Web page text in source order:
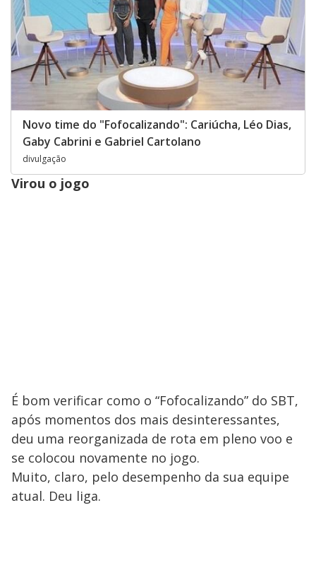
Novo time do "Fofocalizando": Cariúcha, Léo Dias,
Gaby Cabrini e Gabriel Cartolano
divulgação
Virou o jogo
É bom verificar como o “Fofocalizando” do SBT,
após momentos dos mais desinteressantes,
deu uma reorganizada de rota em pleno voo e
se colocou novamente no jogo.
Muito, claro, pelo desempenho da sua equipe
atual. Deu liga.